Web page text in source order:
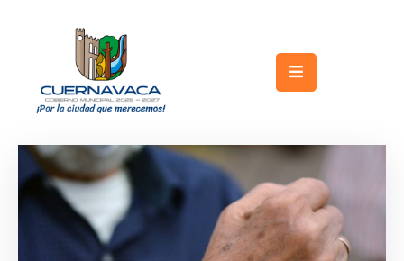
Gobierno
Turismo
Trámites